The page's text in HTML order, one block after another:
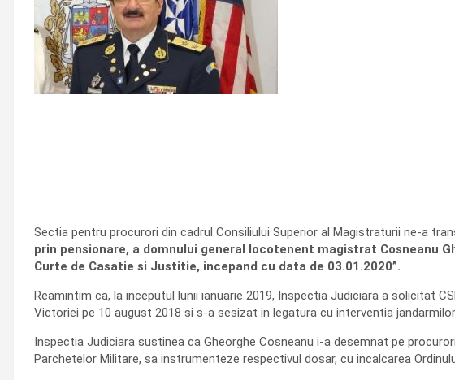
Sectia pentru procurori din cadrul Consiliului Superior al Magistraturii ne-a
prin pensionare, a domnului general locotenent magistrat Cosneanu
Curte de Casatie si Justitie, incepand cu data de 03.01.2020”.
Reamintim ca, la inceputul lunii ianuarie 2019, Inspectia Judiciara a solicitat
Victoriei pe 10 august 2018 si s-a sesizat in legatura cu interventia
Inspectia Judiciara sustinea ca Gheorghe Cosneanu i-a desemnat pe
Parchetelor Militare, sa instrumenteze respectivul dosar, cu incalcarea